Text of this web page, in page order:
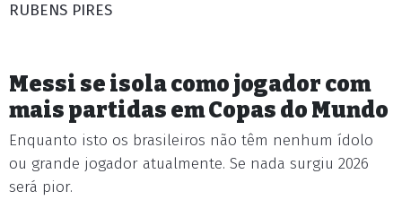
RUBENS PIRES
Messi se isola como jogador com
mais partidas em Copas do Mundo
Enquanto isto os brasileiros não têm nenhum ídolo
ou grande jogador atualmente. Se nada surgiu 2026
será pior.